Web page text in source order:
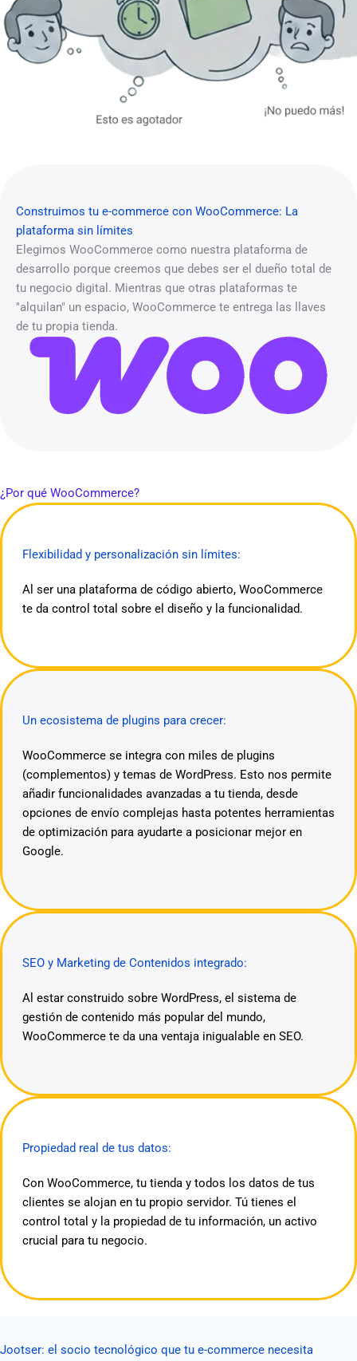
Construimos tu e-commerce con WooCommerce: La
plataforma sin límites
Elegimos WooCommerce como nuestra plataforma de
desarrollo porque creemos que debes ser el dueño total de
tu negocio digital. Mientras que otras plataformas te
"alquilan" un espacio, WooCommerce te entrega las llaves
de tu propia tienda.
¿Por qué WooCommerce?
Flexibilidad y personalización sin límites:
Al ser una plataforma de código abierto, WooCommerce
te da control total sobre el diseño y la funcionalidad.
Un ecosistema de plugins para crecer:
WooCommerce se integra con miles de plugins
(complementos) y temas de WordPress. Esto nos permite
añadir funcionalidades avanzadas a tu tienda, desde
opciones de envío complejas hasta potentes herramientas
de optimización para ayudarte a posicionar mejor en
Google.
SEO y Marketing de Contenidos integrado:
Al estar construido sobre WordPress, el sistema de
gestión de contenido más popular del mundo,
WooCommerce te da una ventaja inigualable en SEO.
Propiedad real de tus datos:
Con WooCommerce, tu tienda y todos los datos de tus
clientes se alojan en tu propio servidor. Tú tienes el
control total y la propiedad de tu información, un activo
crucial para tu negocio.
Jootser: el socio tecnológico que tu e-commerce necesita